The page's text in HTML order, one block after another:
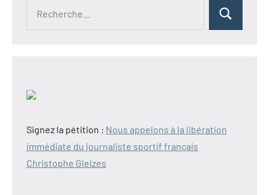
Rechercher
Signez la pétition : Nous appelons à la libération
immédiate du journaliste sportif français
Christophe Gleizes